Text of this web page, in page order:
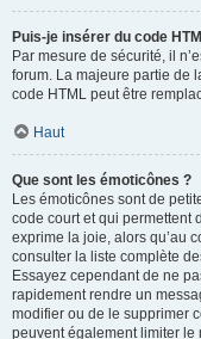
Puis-je insérer du code
Par mesure de sécurité, il
forum. La majeure partie de
code HTML peut être
Haut
Que sont les émoticônes ?
Les émoticônes sont de
code court et qui permettent
exprime la joie, alors qu’au
consulter la liste complète
Essayez cependant de ne
rapidement rendre un
modifier ou de le supprimer
peuvent également limiter le